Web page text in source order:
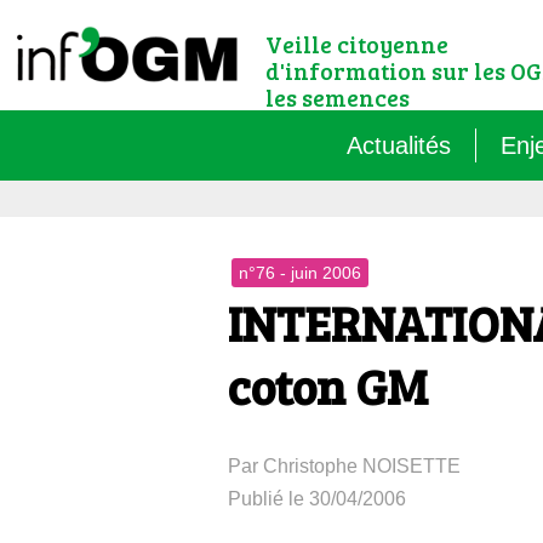
Veille citoyenne
d'information sur les
les semences
Actualités
Le
n°76 - juin 2006
coton GM
Par Christophe NOISETTE
Publié le 30/04/2006